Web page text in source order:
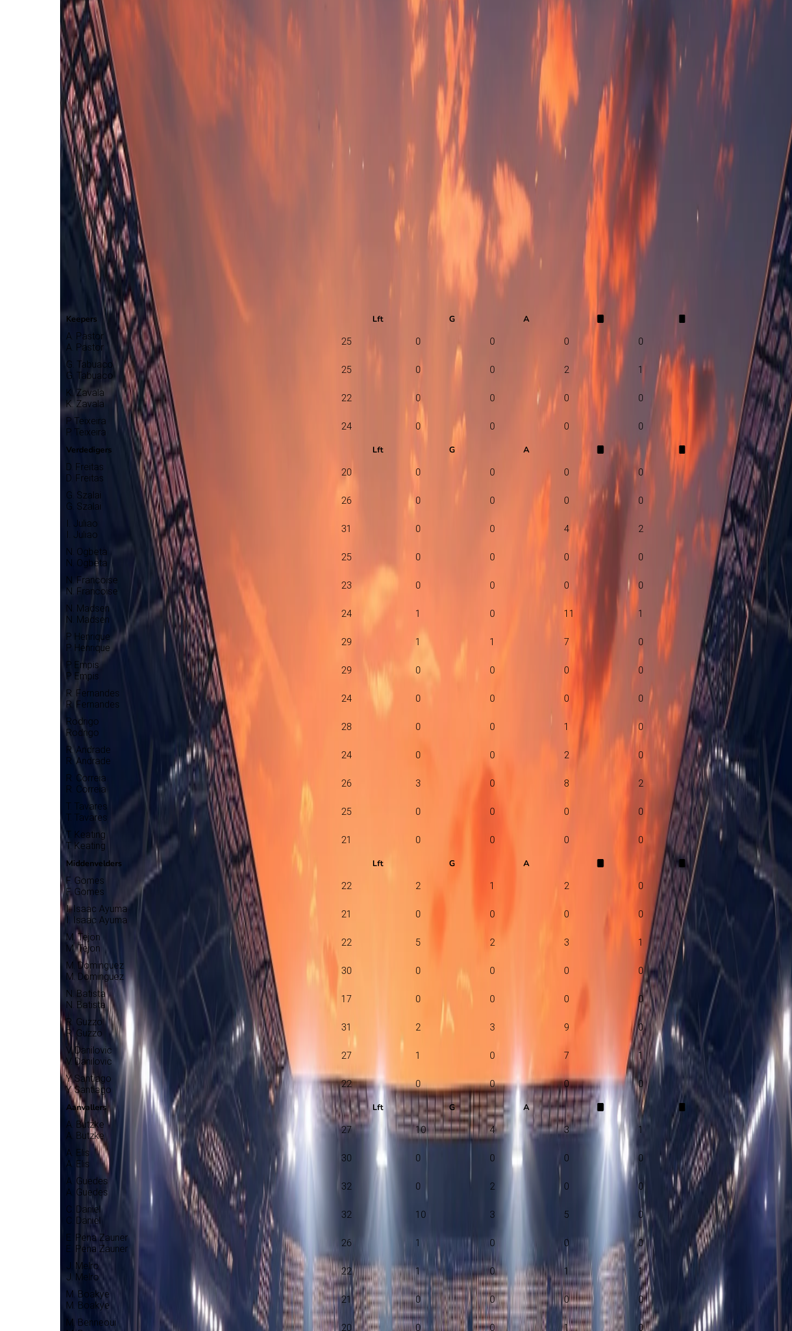
Opstelling nog niet bekend
Keepers Lft G
A
A. Pastor
A. Pastor
25 0 0 0 0
G. Tabuaco
G. Tabuaco
25 0 0 2 1
K. Zavala
K. Zavala
22 0 0 0 0
P. Teixeira
P. Teixeira
24 0 0 0 0
Verdedigers Lft G
A
D. Freitas
D. Freitas
20 0 0 0 0
G. Szalai
G. Szalai
26 0 0 0 0
I. Juliao
I. Juliao
31 0 0 4 2
N. Ogbeta
N. Ogbeta
25 0 0 0 0
N. Francoise
N. Francoise
23 0 0 0 0
N. Madsen
N. Madsen
24 1 0 11 1
P. Henrique
P. Henrique
29 1 1 7 0
P. Empis
P. Empis
29 0 0 0 0
R. Fernandes
R. Fernandes
24 0 0 0 0
Rodrigo
Rodrigo
28 0 0 1 0
R. Andrade
R. Andrade
24 0 0 2 0
R. Correia
R. Correia
26 3 0 8 2
T. Tavares
T. Tavares
25 0 0 0 0
T. Keating
T. Keating
21 0 0 0 0
Middenvelders Lft G
A
F. Gomes
F. Gomes
22 2 1 2 0
I. Isaac Ayuma
I. Isaac Ayuma
21 0 0 0 0
M. Tejon
M. Tejon
22 5 2 3 1
M. Dominguez
M. Dominguez
30 0 0 0 0
N. Batista
N. Batista
17 0 0 0 0
R. Guzzo
R. Guzzo
31 2 3 9 0
V. Danilovic
V. Danilovic
27 1 0 7 1
Y. Santiago
Y. Santiago
22 0 0 0 0
Aanvallers Lft G
A
A. Butzke
A. Butzke
27 10 4 3 1
A. Elis
A. Elis
30 0 0 0 0
A. Guedes
A. Guedes
32 0 2 0 0
C. Daniel
C. Daniel
32 10 3 5 0
E. Pena Zauner
E. Pena Zauner
26 1 0 0 0
J. Melro
J. Melro
22 1 0 1 1
M. Boakye
M. Boakye
21 0 0 0 0
M. Benneoui
20 0 0 1 0